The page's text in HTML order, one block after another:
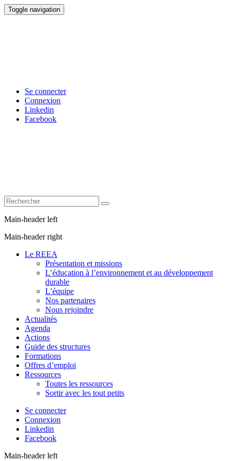
Toggle navigation
Se connecter
Connexion
Linkedin
Facebook
Main-header left
Main-header right
Le REEA
Présentation et missions
L’éducation à l’environnement et au développement
durable
L’équipe
Nos partenaires
Nous rejoindre
Actualités
Agenda
Actions
Guide des structures
Formations
Offres d’emploi
Ressources
Toutes les ressources
Sortir avec les tout petits
Se connecter
Connexion
Linkedin
Facebook
Main-header left